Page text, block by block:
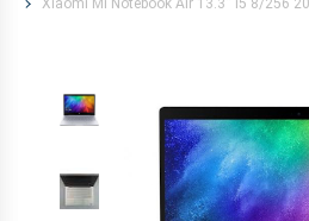
Xiaomi Mi Notebook Air 13.3'' i5 8/256